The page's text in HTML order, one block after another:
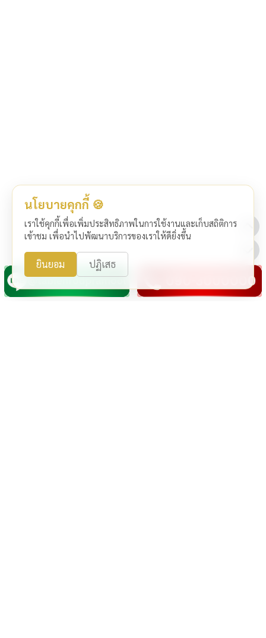
นโยบายคุกกี้ 🍪
เราใช้คุกกี้เพื่อเพิ่มประสิทธิภาพในการใช้งานและเก็บสถิติการ
เข้าชม เพื่อนำไปพัฒนาบริการของเราให้ดียิ่งขึ้น
ยินยอม ปฏิเสธ